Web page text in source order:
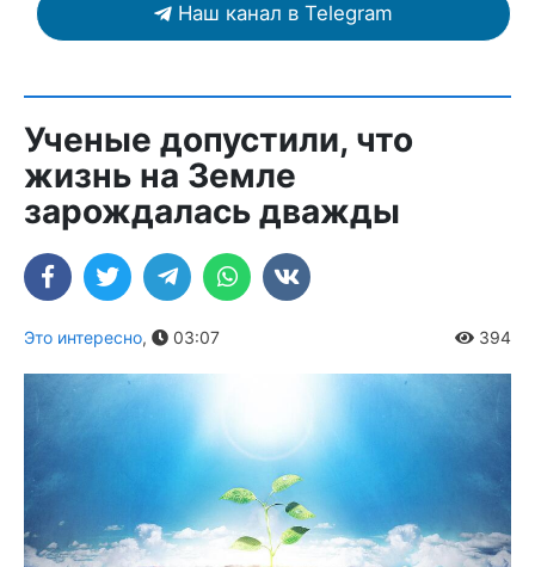
Наш канал в Telegram
Ученые допустили, что
жизнь на Земле
зарождалась дважды
Это интересно, 03:07 394